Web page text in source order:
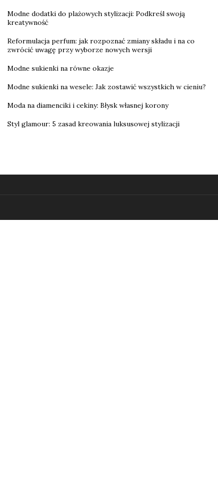
Modne dodatki do plażowych stylizacji: Podkreśl swoją
kreatywność
Reformulacja perfum: jak rozpoznać zmiany składu i na co
zwrócić uwagę przy wyborze nowych wersji
Modne sukienki na równe okazje
Modne sukienki na wesele: Jak zostawić wszystkich w cieniu?
Moda na diamenciki i cekiny: Błysk własnej korony
Styl glamour: 5 zasad kreowania luksusowej stylizacji